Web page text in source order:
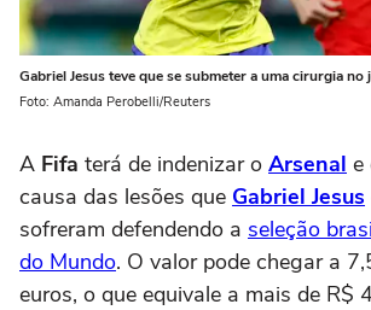
Gabriel Jesus teve que se submeter a uma cirurgia no
Foto: Amanda Perobelli/Reuters
A Fifa terá de indenizar o Arsenal e
causa das lesões que Gabriel Jesus
sofreram defendendo a seleção
do Mundo. O valor pode chegar a
euros, o que equivale a mais de R$